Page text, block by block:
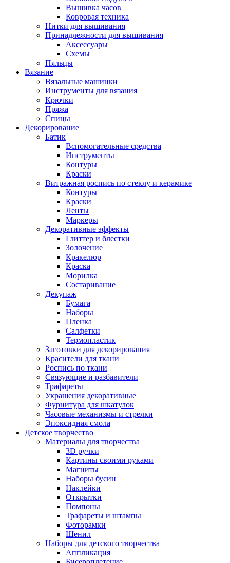
Вышивка часов
Ковровая техника
Нитки для вышивания
Принадлежности для вышивания
Аксессуары
Схемы
Пяльцы
Вязание
Вязальные машинки
Инструменты для вязания
Крючки
Пряжа
Спицы
Декорирование
Батик
Вспомогательные средства
Инструменты
Контуры
Краски
Витражная роспись по стеклу и керамике
Контуры
Краски
Ленты
Маркеры
Декоративные эффекты
Глиттер и блестки
Золочение
Кракелюр
Краска
Морилка
Состаривание
Декупаж
Бумага
Наборы
Пленка
Салфетки
Термопластик
Заготовки для декорирования
Красители для ткани
Роспись по ткани
Связующие и разбавители
Трафареты
Украшения декоративные
Фурнитура для шкатулок
Часовые механизмы и стрелки
Эпоксидная смола
Детское творчество
Материалы для творчества
3D ручки
Картины своими руками
Магниты
Наборы бусин
Наклейки
Открытки
Помпоны
Трафареты и штампы
Фоторамки
Шенил
Наборы для детского творчества
Аппликация